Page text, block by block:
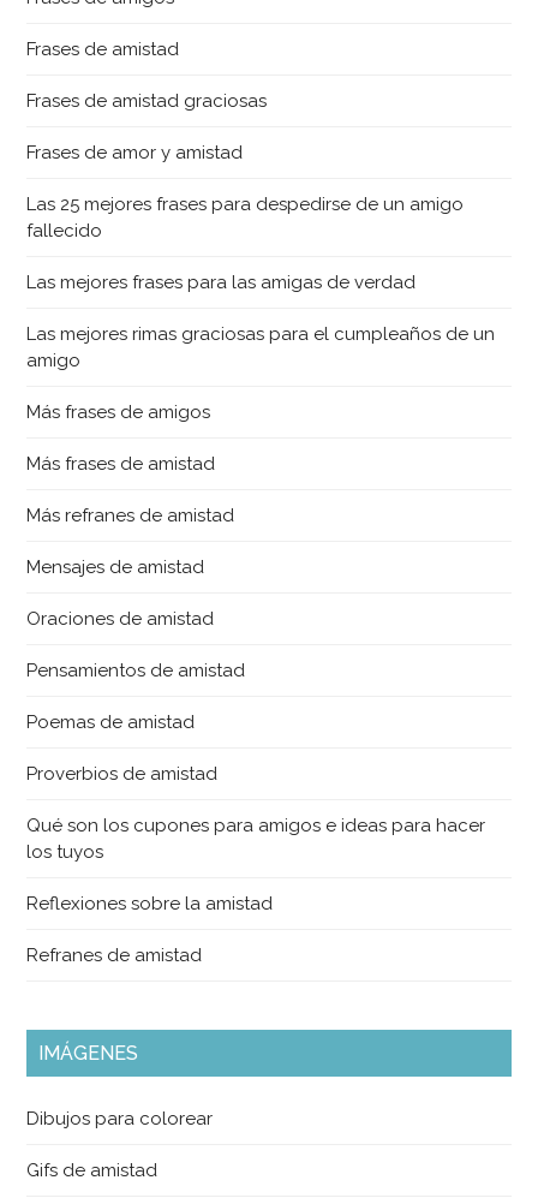
Frases de amistad
Frases de amistad graciosas
Frases de amor y amistad
Las 25 mejores frases para despedirse de un amigo
fallecido
Las mejores frases para las amigas de verdad
Las mejores rimas graciosas para el cumpleaños de un
amigo
Más frases de amigos
Más frases de amistad
Más refranes de amistad
Mensajes de amistad
Oraciones de amistad
Pensamientos de amistad
Poemas de amistad
Proverbios de amistad
Qué son los cupones para amigos e ideas para hacer
los tuyos
Reflexiones sobre la amistad
Refranes de amistad
IMÁGENES
Dibujos para colorear
Gifs de amistad